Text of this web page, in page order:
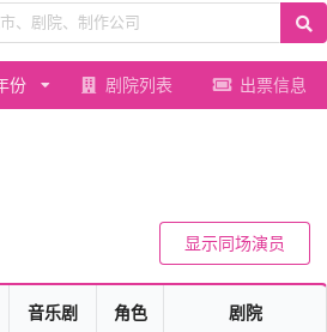
份 剧院列表 出票信息
显示同场演员
音乐剧 角色 剧院